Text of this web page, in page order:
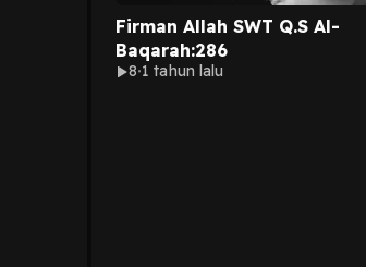
Firman Allah SWT Q.S Al-
Baqarah:286
8 1 tahun lalu